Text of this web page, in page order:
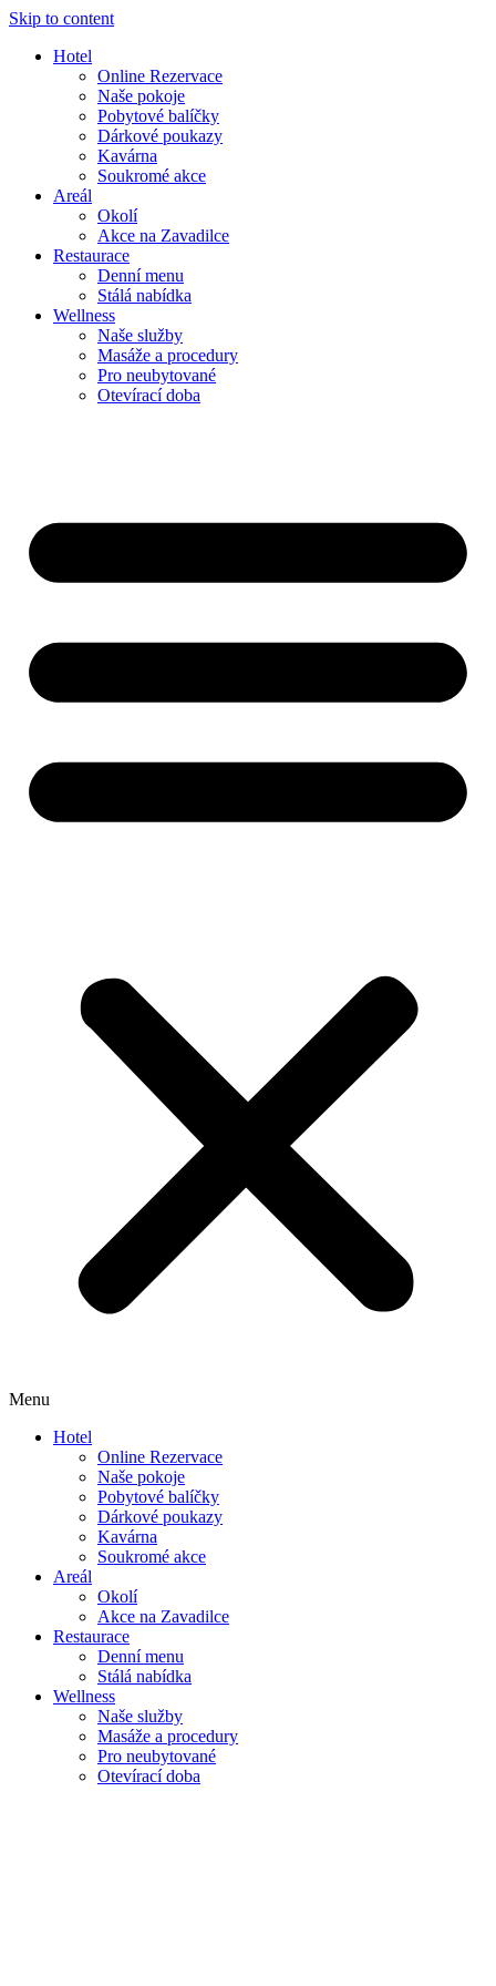
Skip to content
Hotel
Online Rezervace
Naše pokoje
Pobytové balíčky
Dárkové poukazy
Kavárna
Soukromé akce
Areál
Okolí
Akce na Zavadilce
Restaurace
Denní menu
Stálá nabídka
Wellness
Naše služby
Masáže a procedury
Pro neubytované
Otevírací doba
Menu
Hotel
Online Rezervace
Naše pokoje
Pobytové balíčky
Dárkové poukazy
Kavárna
Soukromé akce
Areál
Okolí
Akce na Zavadilce
Restaurace
Denní menu
Stálá nabídka
Wellness
Naše služby
Masáže a procedury
Pro neubytované
Otevírací doba